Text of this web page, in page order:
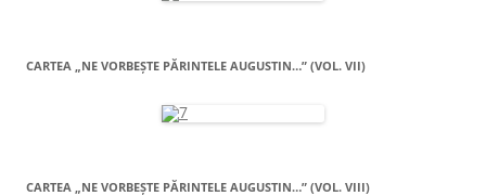
CARTEA „NE VORBEŞTE PĂRINTELE AUGUSTIN…” (VOL. VII)
CARTEA „NE VORBEŞTE PĂRINTELE AUGUSTIN…” (VOL. VIII)